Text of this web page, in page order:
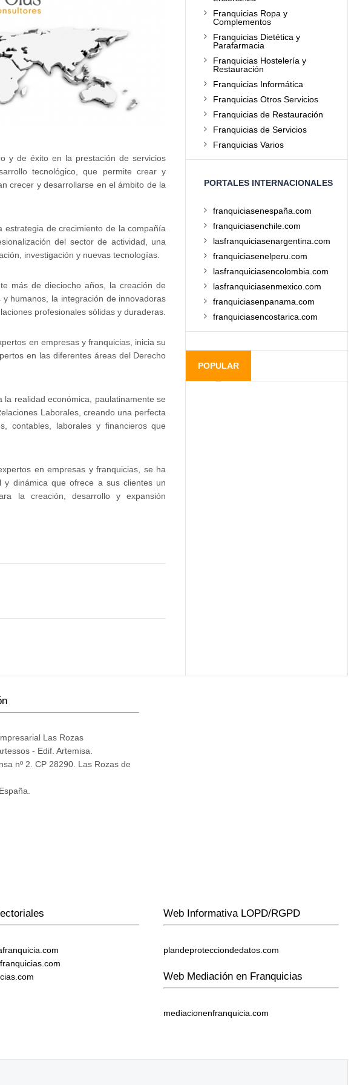
y de éxito en la prestación de servicios
tecnológico, que permite crear y
crecer y desarrollarse en el ámbito de la
estrategia de crecimiento de la compañía
del sector de actividad, una
investigación y nuevas tecnologías.
más de dieciocho años, la creación de
humanos, la integración de innovadoras
profesionales sólidas y duraderas.
en empresas y franquicias, inicia su
en las diferentes áreas del Derecho
realidad económica, paulatinamente se
Laborales, creando una perfecta
contables, laborales y financieros que
en empresas y franquicias, se ha
y dinámica que ofrece a sus clientes un
la creación, desarrollo y expansión
Franquicias Ropa y
Complementos
Franquicias Dietética y
Parafarmacia
Franquicias Hostelería y
Restauración
Franquicias Informática
Franquicias Otros Servicios
Franquicias de Restauración
Franquicias de Servicios
Franquicias Varios
PORTALES INTERNACIONALES
franquiciasenespaña.com
franquiciasenchile.com
lasfranquiciasenargentina.com
franquiciasenelperu.com
lasfranquiciasencolombia.com
lasfranquiciasenmexico.com
franquiciasenpanama.com
franquiciasencostarica.com
POPULAR
Las Rozas
- Edif. Artemisa.
nº 2. CP 28290. Las Rozas de
Web Informativa LOPD/RGPD
plandeprotecciondedatos.com
Web Mediación en Franquicias
mediacionenfranquicia.com